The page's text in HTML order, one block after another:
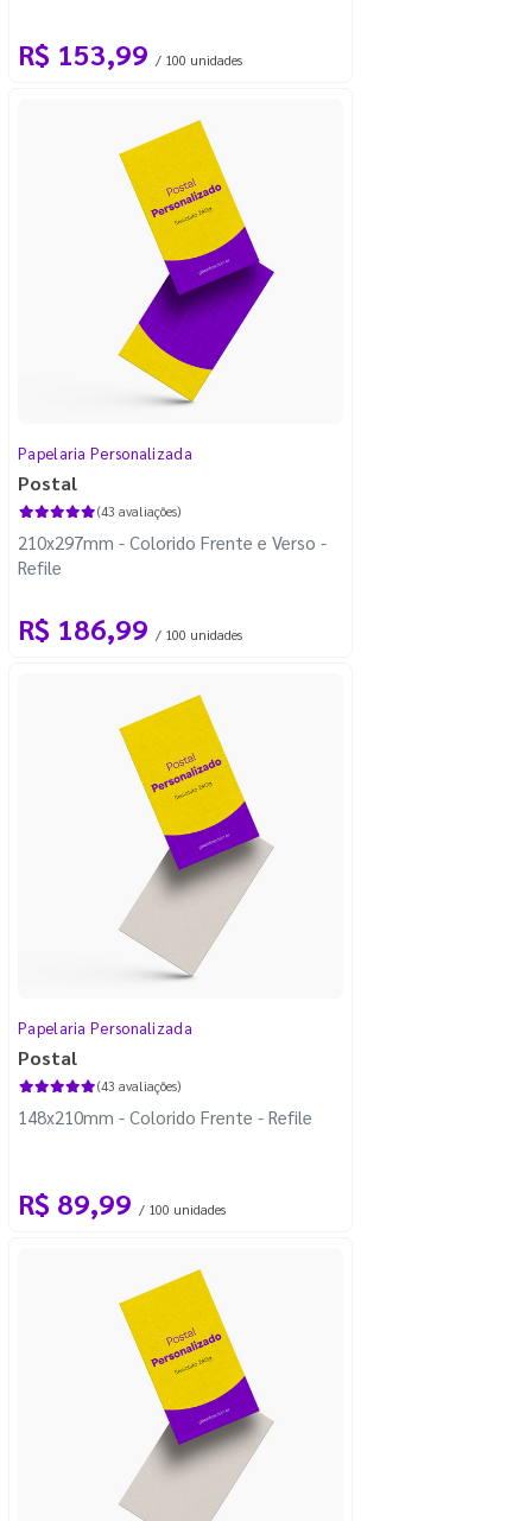
R$ 153,99 / 100 unidades
Papelaria Personalizada
Postal
(43 avaliações)
210x297mm - Colorido Frente e Verso -
Refile
R$ 186,99 / 100 unidades
Papelaria Personalizada
Postal
(43 avaliações)
148x210mm - Colorido Frente - Refile
R$ 89,99 / 100 unidades